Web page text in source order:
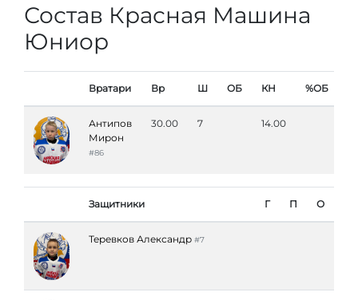
Состав Красная Машина
Юниор
Вратари Вр Ш ОБ КН %ОБ
Антипов
Мирон
#86
30.00 7 14.00
Защитники Г П О
Теревков Александр #7